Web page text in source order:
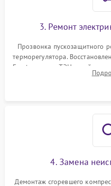
3. Ремонт
Прозвонка пускозащитного
терморегулятора.
Frost, включая ТЭН оттайки и
платы управления
4. Замена
Демонтаж сгоревшего